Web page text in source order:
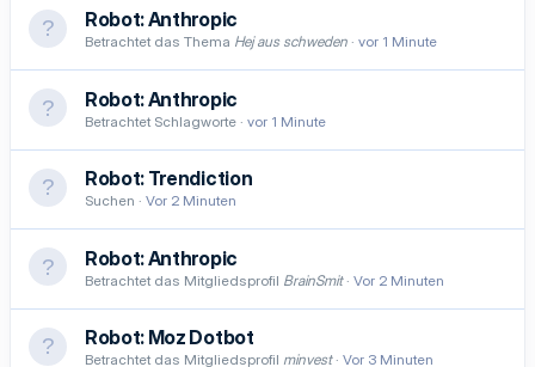
Robot:Anthropic
Betrachtet das Thema Hej aus schweden vor 1 Minute
Robot:Anthropic
Betrachtet Schlagworte vor 1 Minute
Robot: Trendiction
Suchen Vor 2 Minuten
Robot:Anthropic
Betrachtet das Mitgliedsprofil BrainSmit Vor 2 Minuten
Robot: Moz Dotbot
Betrachtet das Mitgliedsprofil minvest Vor 3 Minuten